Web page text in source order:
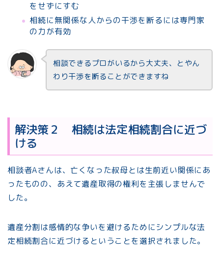
をせずにすむ
相続に無関係な人からの干渉を断るには専門家
の力が有効
相談できるプロがいるから大丈夫、とやん
わり干渉を断ることができますね
解決策２ 相続は法定相続割合に近づ
ける
相談者Aさんは、亡くなった叔母とは生前近い関係にあ
ったものの、あえて遺産取得の権利を主張しませんで
した。
遺産分割は感情的な争いを避けるためにシンプルな法
定相続割合に近づけるということを選択されました。